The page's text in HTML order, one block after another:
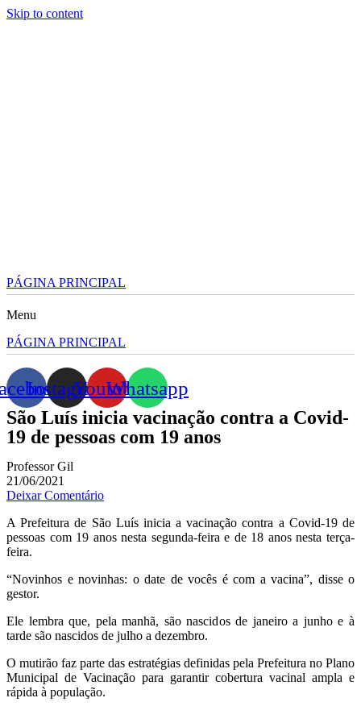
Skip to content
PÁGINA PRINCIPAL
Menu
PÁGINA PRINCIPAL
InstagramYoutubeWhatsapp
São Luís inicia vacinação contra a Covid-
19 de pessoas com 19 anos
Professor Gil
21/06/2021
Deixar Comentário
A Prefeitura de São Luís inicia a vacinação contra a Covid-19 de
pessoas com 19 anos nesta segunda-feira e de 18 anos nesta terça-
feira.
“Novinhos e novinhas: o date de vocês é com a vacina”, disse o
gestor.
Ele lembra que, pela manhã, são nascidos de janeiro a junho e à
tarde são nascidos de julho a dezembro.
O mutirão faz parte das estratégias definidas pela Prefeitura no Plano
Municipal de Vacinação para garantir cobertura vacinal ampla e
rápida à população.